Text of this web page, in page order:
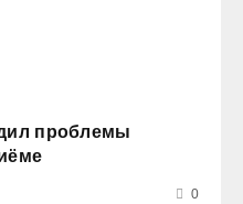
проблемы
0